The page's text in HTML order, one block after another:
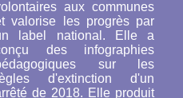
aux communes
valorise les progrès par
label national. Elle a
des infographies
sur les
d'extinction d'un
de 2018. Elle produit